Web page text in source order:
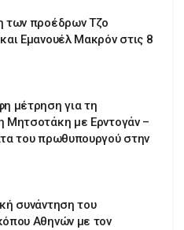
των προέδρων Τζο
Εμανουέλ Μακρόν στις 8
μέτρηση για τη
Μητσοτάκη με Ερντογάν –
του πρωθυπουργού στην
συνάντηση του
Αθηνών με τον